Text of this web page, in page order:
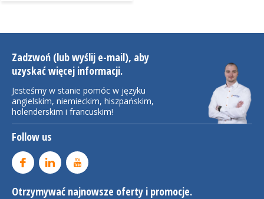
Zadzwoń (lub wyślij e-mail), aby
uzyskać więcej informacji.
Jesteśmy w stanie pomóc w języku
angielskim, niemieckim, hiszpańskim,
holenderskim i francuskim!
Follow us
Otrzymywać najnowsze oferty i promocje.